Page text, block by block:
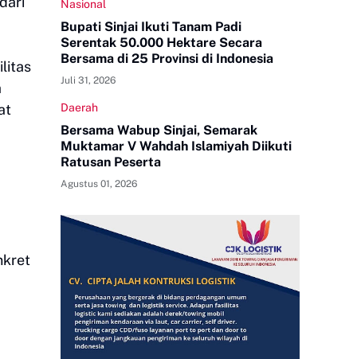
Nasional
Bupati Sinjai Ikuti Tanam Padi
Serentak 50.000 Hektare Secara
Bersama di 25 Provinsi di Indonesia
Juli 31, 2026
Daerah
Bersama Wabup Sinjai, Semarak
Muktamar V Wahdah Islamiyah Diikuti
Ratusan Peserta
Agustus 01, 2026